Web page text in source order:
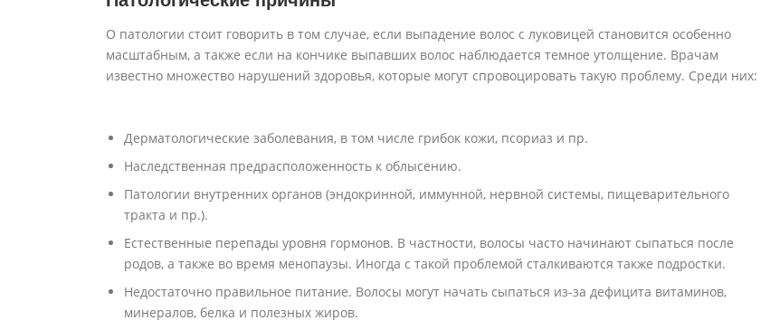
О патологии стоит говорить в том случае, если выпадение волос с луковицей становится особенно
масштабным, а также если на кончике выпавших волос наблюдается темное утолщение. Врачам
известно множество нарушений здоровья, которые могут спровоцировать такую проблему. Среди них:
Дерматологические заболевания, в том числе грибок кожи, псориаз и пр.
Наследственная предрасположенность к облысению.
Патологии внутренних органов (эндокринной, иммунной, нервной системы, пищеварительного
тракта и пр.).
Естественные перепады уровня гормонов. В частности, волосы часто начинают сыпаться после
родов, а также во время менопаузы. Иногда с такой проблемой сталкиваются также подростки.
Недостаточно правильное питание. Волосы могут начать сыпаться из-за дефицита витаминов,
минералов, белка и полезных жиров.